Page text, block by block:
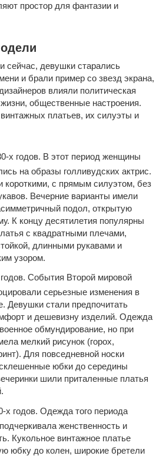
простор для фантазии и
сейчас, девушки старались
и брали пример со звезд экрана,
влияли политическая
общественные настроения.
платьев, их силуэты и
х годов. В этот период женщины
на образы голливудских актрис.
с прямым силуэтом, без
Вечерние варианты имели
подол, открытую
К концу десятилетия популярны
с квадратными плечами,
длинными рукавами и
узором.
События Второй мировой
серьезные изменения в
Девушки стали предпочитать
и дешевизну изделий. Одежда
обмундирование, но при
мелкий рисунок (горох,
Для повседневной носки
юбки до середины
шили приталенные платья
х годов. Одежда того периода
женственность и
Кукольное винтажное платье
юбку до колен, широкие бретели